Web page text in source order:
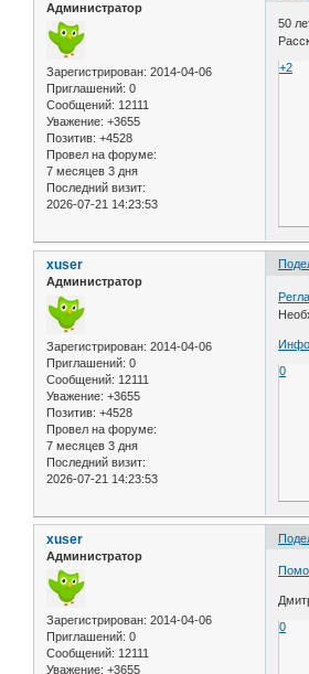
Администратор
Зарегистрирован: 2014-04-06
Приглашений: 0
Сообщений: 12111
Уважение: +3655
Позитив: +4528
Провел на форуме:
7 месяцев 3 дня
Последний визит:
2026-07-21 14:23:53
50
+2
xuser
Администратор
Зарегистрирован: 2014-04-06
Приглашений: 0
Сообщений: 12111
Уважение: +3655
Позитив: +4528
Провел на форуме:
7 месяцев 3 дня
Последний визит:
2026-07-21 14:23:53
0
xuser
Администратор
Зарегистрирован: 2014-04-06
Приглашений: 0
Сообщений: 12111
Уважение: +3655
0